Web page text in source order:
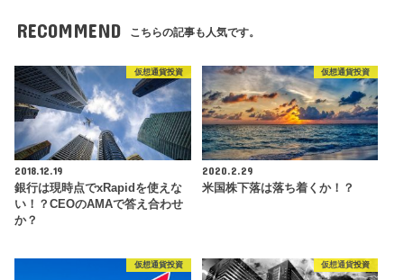
RECOMMEND こちらの記事も人気です。
仮想通貨投資
2018.12.19
銀行は現時点でxRapidを使えな
い！？CEOのAMAで答え合わせ
か？
仮想通貨投資
2020.2.29
米国株下落は落ち着くか！？
仮想通貨投資 仮想通貨投資